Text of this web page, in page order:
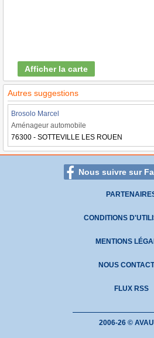
Afficher la carte
Autres suggestions
Brosolo Marcel
Aménageur automobile
76300 - SOTTEVILLE LES ROUEN
Nous suivre sur
CONDITIONS
MENTIONS
NOUS
FLUX RSS
2006-26 ©